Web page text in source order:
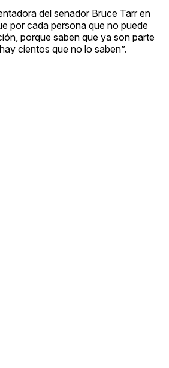
del senador Bruce Tarr en
por cada persona que no puede
porque saben que ya son parte
cientos que no lo saben”.